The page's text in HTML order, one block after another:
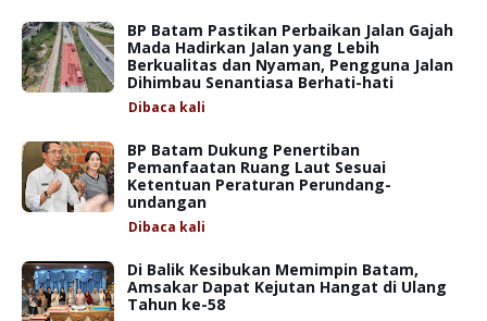
BP Batam Pastikan Perbaikan Jalan Gajah
Mada Hadirkan Jalan yang Lebih
Berkualitas dan Nyaman, Pengguna Jalan
Dihimbau Senantiasa Berhati-hati
Dibaca kali
BP Batam Dukung Penertiban
Pemanfaatan Ruang Laut Sesuai
Ketentuan Peraturan Perundang-
undangan
Dibaca kali
Di Balik Kesibukan Memimpin Batam,
Amsakar Dapat Kejutan Hangat di Ulang
Tahun ke-58